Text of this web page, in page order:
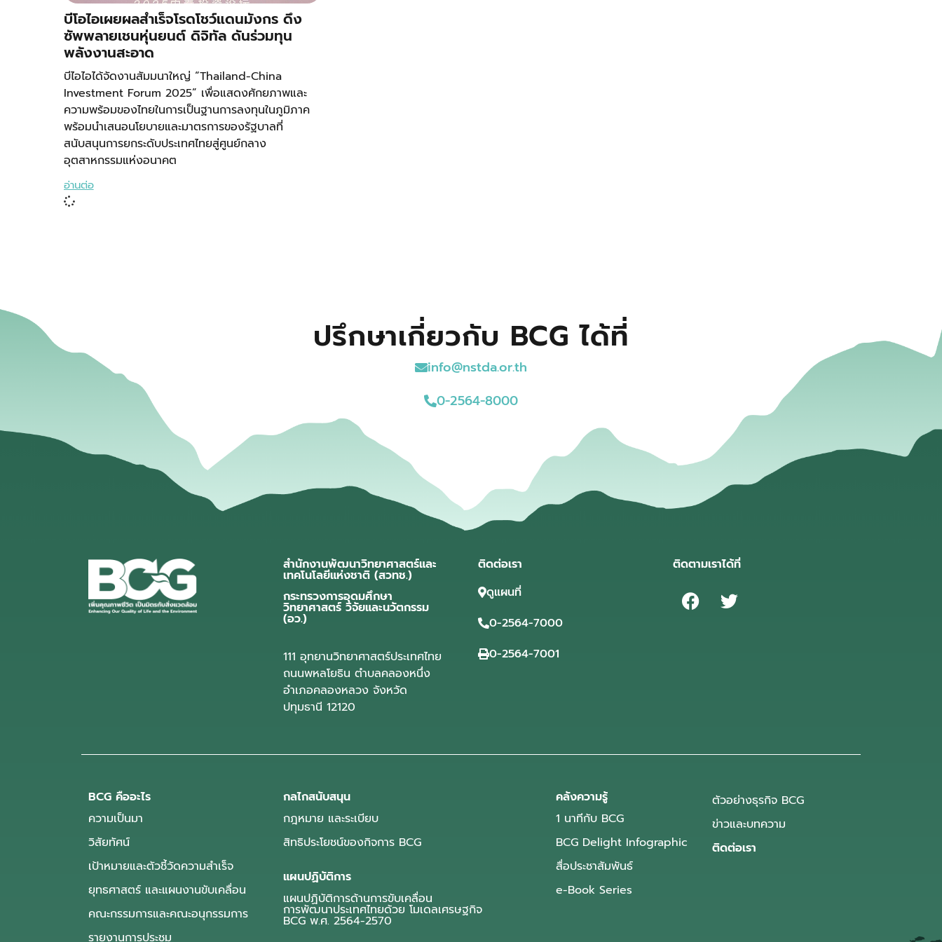
บีโอไอเผยผลสำเร็จโรดโชว์แดนมังกร ดึง
ซัพพลายเชนหุ่นยนต์ ดิจิทัล ดันร่วมทุน
พลังงานสะอาด
บีไอไอได้จัดงานสัมมนาใหญ่ “Thailand-China
Investment Forum 2025” เพื่อแสดงศักยภาพและ
ความพร้อมของไทยในการเป็นฐานการลงทุนในภูมิภาค
พร้อมนำเสนอนโยบายและมาตรการของรัฐบาลที่
สนับสนุนการยกระดับประเทศไทยสู่ศูนย์กลาง
อุตสาหกรรมแห่งอนาคต
อ่านต่อ
ปรึกษาเกี่ยวกับ BCG ได้ที่
info@nstda.or.th
0-2564-8000
สำนักงานพัฒนาวิทยาศาสตร์และ
เทคโนโลยีแห่งชาติ (สวทช.)
กระทรวงการอุดมศึกษา
วิทยาศาสตร์ วิจัยและนวัตกรรม
(อว.)
111 อุทยานวิทยาศาสตร์ประเทศไทย
ถนนพหลโยธิน ตำบลคลองหนึ่ง
อำเภอคลองหลวง จังหวัด
ปทุมธานี 12120
ติดต่อเรา
ดูแผนที่
0-2564-7000
0-2564-7001
ติดตามเราได้ที่
BCG คืออะไร
ความเป็นมา
วิสัยทัศน์
เป้าหมายและตัวชี้วัดความสำเร็จ
ยุทธศาสตร์ และแผนงานขับเคลื่อน
คณะกรรมการและคณะอนุกรรมการ
รายงานการประชุม
กลไกสนับสนุน
กฎหมาย และระเบียบ
สิทธิประโยชน์ของกิจการ BCG
แผนปฏิบัติการ
แผนปฏิบัติการด้านการขับเคลื่อน
การพัฒนาประเทศไทยด้วย โมเดลเศรษฐกิจ
BCG พ.ศ. 2564-2570
คลังความรู้
1 นาทีกับ BCG
BCG Delight Infographic
สื่อประชาสัมพันธ์
e-Book Series
ตัวอย่างธุรกิจ BCG
ข่าวและบทความ
ติดต่อเรา